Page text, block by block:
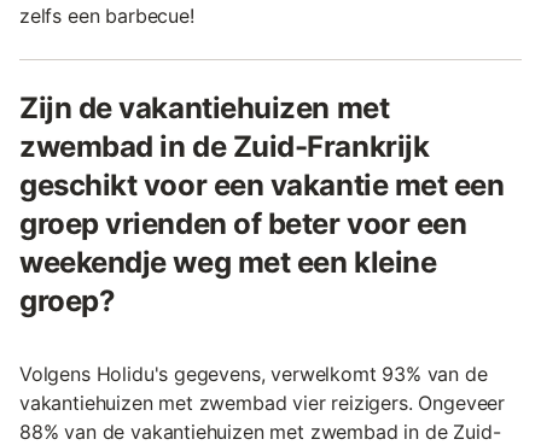
zelfs een barbecue!
Zijn de vakantiehuizen met
zwembad in de Zuid-Frankrijk
geschikt voor een vakantie met een
groep vrienden of beter voor een
weekendje weg met een kleine
groep?
Volgens Holidu's gegevens, verwelkomt 93% van de
vakantiehuizen met zwembad vier reizigers. Ongeveer
88% van de vakantiehuizen met zwembad in de Zuid-